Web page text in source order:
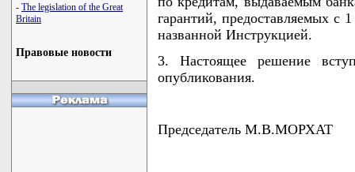
- The legislation of the Great
Britain
Правовые новости
гарантий, предоставляемых с
названной Инструкцией.
3. Настоящее решение
опубликования.
Председатель М.В.МОРХАТ